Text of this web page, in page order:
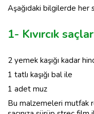
Aşağıdaki bilgilerde her
1- Kıvırcık
2 yemek kaşığı kadar
1 tatlı kaşığı bal ile
1 adet muz
Bu malzemeleri mutfak